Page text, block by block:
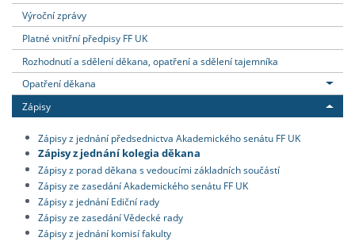
Výroční zprávy
Platné vnitřní předpisy FF UK
Rozhodnutí a sdělení děkana, opatření a sdělení tajemníka
Opatření děkana
Zápisy
Zápisy z jednání předsednictva Akademického senátu FF UK
Zápisy z jednání kolegia děkana
Zápisy z porad děkana s vedoucími základních součástí
Zápisy ze zasedání Akademického senátu FF UK
Zápisy z jednání Ediční rady
Zápisy ze zasedání Vědecké rady
Zápisy z jednání komisí fakulty